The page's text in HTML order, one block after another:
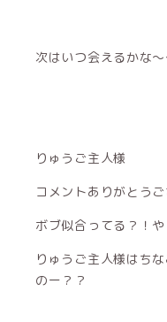
次はいつ会えるかな
りゅうご主人様
コメントありがとうご
ボブ似合ってる？！
りゅうご主人様はち
のー？？